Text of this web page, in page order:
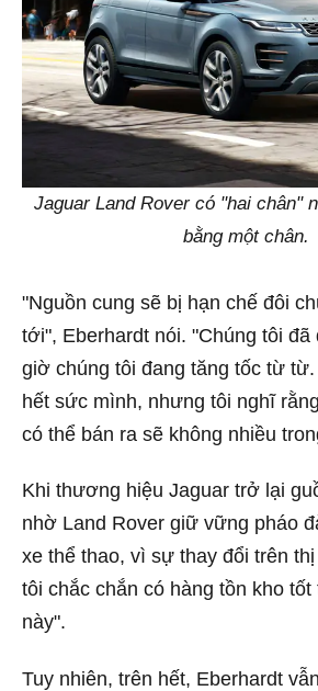
Jaguar Land Rover có "hai chân"
bằng một chân.
"Nguồn cung sẽ bị hạn chế đôi
tới", Eberhardt nói. "Chúng tôi đã
giờ chúng tôi đang tăng tốc từ
hết sức mình, nhưng tôi nghĩ
có thể bán ra sẽ không nhiều
Khi thương hiệu Jaguar trở lại
nhờ Land Rover giữ vững pháo
xe thể thao, vì sự thay đổi trên
tôi chắc chắn có hàng tồn kho
này".
Tuy nhiên, trên hết, Eberhardt